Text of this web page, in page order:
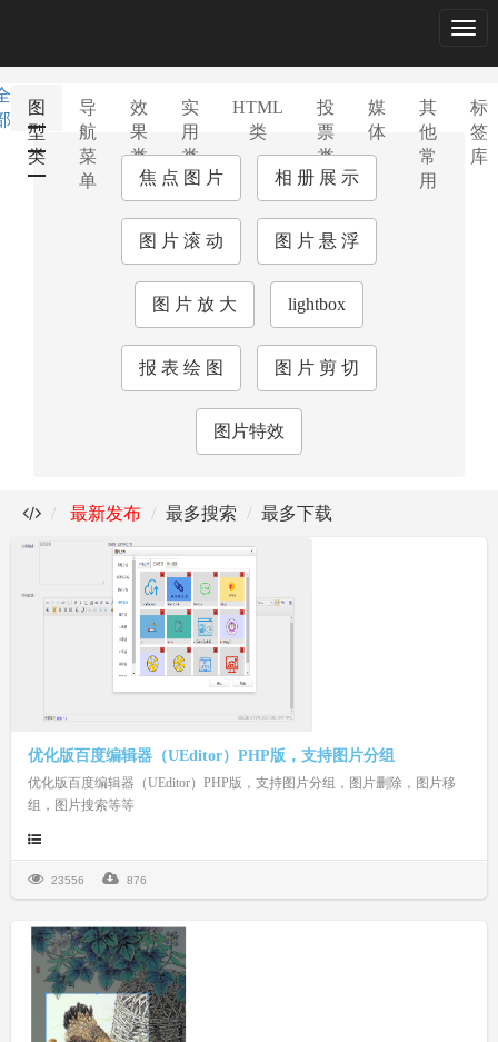
图
型
类
导
航
菜
单
效
果
类
实
用
类
HTML
类
投
票
类
媒
体
其
他
常
用
标
签
库
焦 点 图 片
相 册 展 示
图 片 滚 动 图 片 悬 浮
图 片 放 大 lightbox
报 表 绘 图 图 片 剪 切
图片特效
最新发布 最多搜索 最多下载
优化版百度编辑器（UEditor）PHP版，支持图片分组
优化版百度编辑器（UEditor）PHP版，支持图片分组，图片删除，图片移
组，图片搜索等等
23556 876